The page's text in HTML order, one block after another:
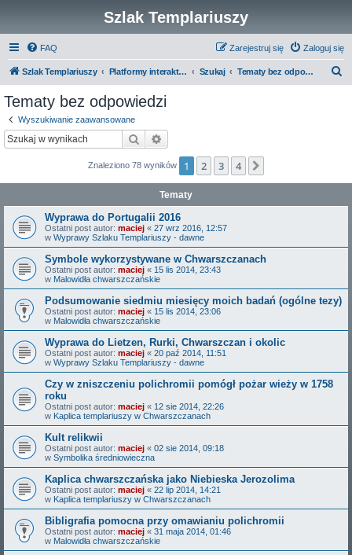
Szlak Templariuszy
FAQ Zaloguj się
Zarejestruj się
Szlak Templariuszy Platformy interaktywne Szlaku Templariuszy Szukaj Tematy bez odpowiedzi
Tematy bez odpowiedzi
Wyszukiwanie zaawansowane
Szukaj
Znaleziono 78 wyników 1 2 3 4
Tematy
Wyprawa do Portugalii 2016
Ostatni post autor: maciej « 27 wrz 2016, 12:57
w Wyprawy Szlaku Templariuszy - dawne
Symbole wykorzystywane w Chwarszczanach
Ostatni post autor: maciej « 15 lis 2014, 23:43
w Malowidła chwarszczańskie
Podsumowanie siedmiu miesięcy moich badań (ogólne tezy)
Ostatni post autor: maciej « 15 lis 2014, 23:06
w Malowidła chwarszczańskie
Wyprawa do Lietzen, Rurki, Chwarszczan i okolic
Ostatni post autor: maciej « 20 paź 2014, 11:51
w Wyprawy Szlaku Templariuszy - dawne
Czy w zniszczeniu polichromii pomógł pożar wieży w 1758
roku
Ostatni post autor: maciej « 12 sie 2014, 22:26
w Kaplica templariuszy w Chwarszczanach
Kult relikwii
Ostatni post autor: maciej « 02 sie 2014, 09:18
w Symbolika średniowieczna
Kaplica chwarszczańska jako Niebieska Jerozolima
Ostatni post autor: maciej « 22 lip 2014, 14:21
w Kaplica templariuszy w Chwarszczanach
Bibligrafia pomocna przy omawianiu polichromii
Ostatni post autor: maciej « 31 maja 2014, 01:46
w Malowidła chwarszczańskie